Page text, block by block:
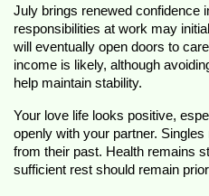
July brings renewed confidence
responsibilities at work may
will eventually open doors to
income is likely, although
help maintain stability.
Your love life looks positive,
openly with your partner.
from their past. Health remains
sufficient rest should remain